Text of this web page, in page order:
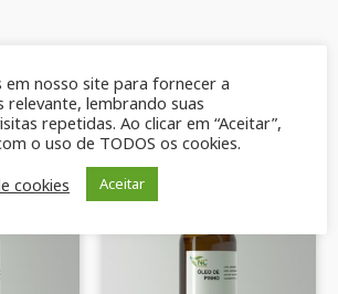
em nosso site para fornecer a
relevante, lembrando suas
repetidas. Ao clicar em “Aceitar”,
o uso de TODOS os cookies.
cookies
Aceitar